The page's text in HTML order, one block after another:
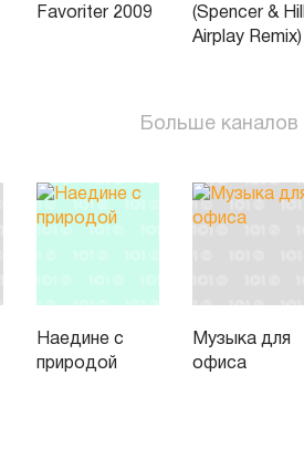
Favoriter 2009
(Spencer &
Airplay Remix)
Больше каналов
Наедине с
природой
Музыка для
офиса